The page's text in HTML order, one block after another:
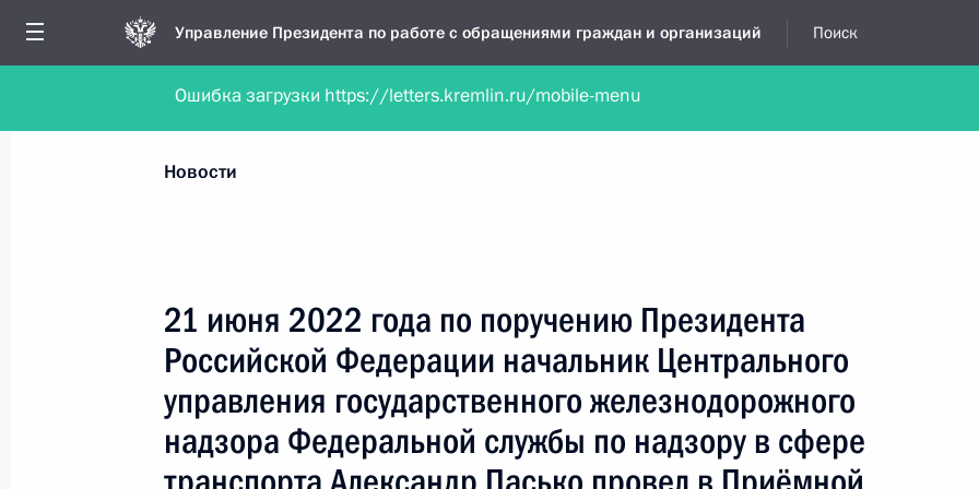
Управление Президента по работе с обращениями граждан и организаций Поиск
Обратиться в форме электронного документа Обратиться в устной форме
Все новости
Новости
21 июня 2022 года по поручению Президента
Российской Федерации начальник Центрального
управления государственного железнодорожного
надзора Федеральной службы по надзору в сфере
Ошибка загрузки https://letters.kremlin.ru/mobile-menu